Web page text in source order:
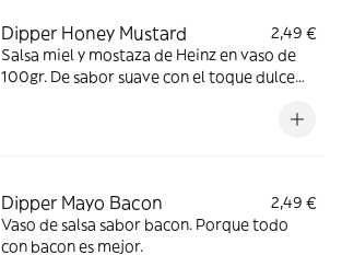
Dipper Honey Mustard
2,49 €
Salsa miel y mostaza de Heinz en vaso de
100gr. De sabor suave con el toque dulce
Dipper Mayo Bacon
2,49 €
Vaso de salsa sabor bacon. Porque todo
con bacon es mejor.